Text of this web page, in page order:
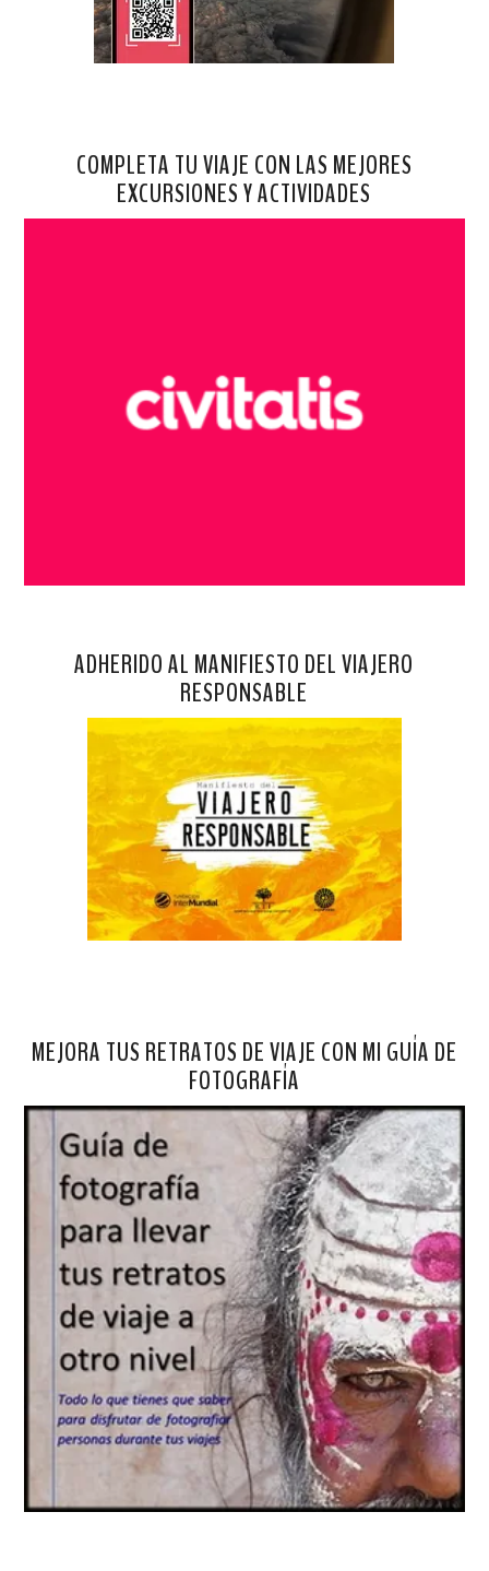
COMPLETA TU VIAJE CON LAS MEJORES
EXCURSIONES Y ACTIVIDADES
ADHERIDO AL MANIFIESTO DEL VIAJERO
RESPONSABLE
MEJORA TUS RETRATOS DE VIAJE CON MI GUÍA DE
FOTOGRAFÍA